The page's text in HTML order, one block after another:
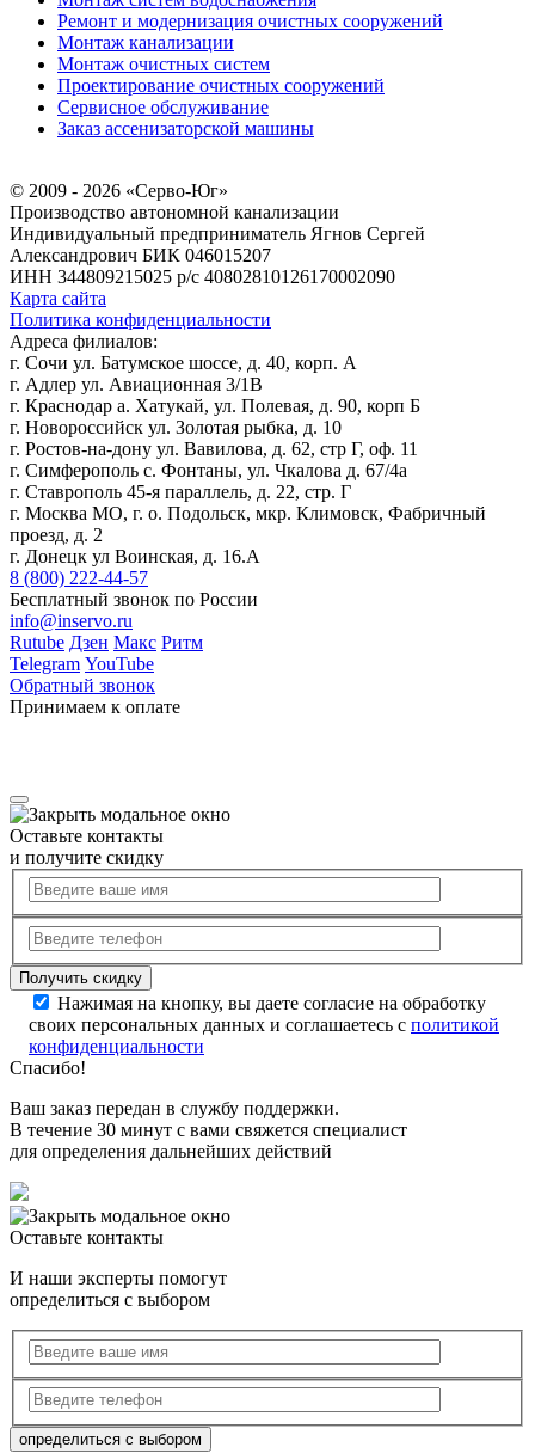
Ремонт и модернизация очистных сооружений
Монтаж канализации
Монтаж очистных систем
Проектирование очистных сооружений
Сервисное обслуживание
Заказ ассенизаторской машины
© 2009 - 2026 «Серво-Юг»
Производство автономной канализации
Индивидуальный предприниматель Ягнов Сергей
Александрович БИК 046015207
ИНН 344809215025 р/с 40802810126170002090
Карта сайта
Политика конфиденциальности
Адреса филиалов:
г. Сочи ул. Батумское шоссе, д. 40, корп. А
г. Адлер ул. Авиационная 3/1В
г. Краснодар а. Хатукай, ул. Полевая, д. 90, корп Б
г. Новороссийск ул. Золотая рыбка, д. 10
г. Ростов-на-дону ул. Вавилова, д. 62, стр Г, оф. 11
г. Симферополь с. Фонтаны, ул. Чкалова д. 67/4а
г. Ставрополь 45-я параллель, д. 22, стр. Г
г. Москва МО, г. о. Подольск, мкр. Климовск, Фабричный
проезд, д. 2
г. Донецк ул Воинская, д. 16.А
8 (800) 222-44-57
Бесплатный звонок по России
info@inservo.ru
Rutube Дзен Макс Ритм
Telegram YouTube
Обратный звонок
Принимаем к оплате
Оставьте контакты
и получите скидку
Нажимая на кнопку, вы даете согласие на обработку
своих персональных данных и соглашаетесь с политикой
конфиденциальности
Спасибо!
Ваш заказ передан в службу поддержки.
В течение 30 минут с вами свяжется специалист
для определения дальнейших действий
Оставьте контакты
И наши эксперты помогут
определиться с выбором